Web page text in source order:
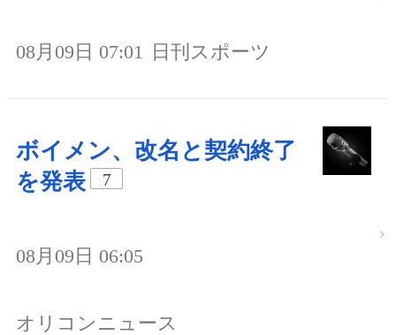
08月09日 07:01 日刊スポーツ
ボイメン、改名と契約終了
を発表
7
08月09日 06:05
オリコンニュース